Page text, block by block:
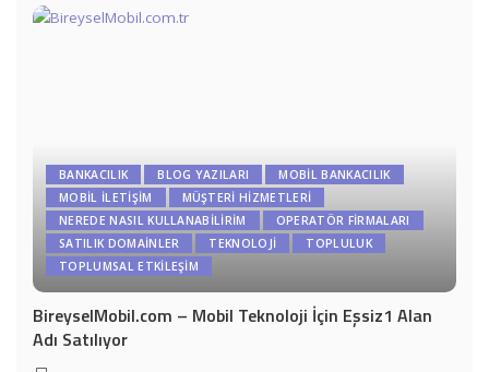
BANKACILIK BLOG YAZILARI
MOBIL BANKACILIK
MOBIL İLETIŞIM
MÜŞTERI HIZMETLERI
NEREDE NASIL KULLANABILIRIM
OPERATÖR FIRMALARI
SATILIK DOMAİNLER
TEKNOLOJI
TOPLULUK
TOPLUMSAL ETKILEŞIM
BireyselMobil.com – Mobil Teknoloji İçin Eşsiz1 Alan
Adı Satılıyor